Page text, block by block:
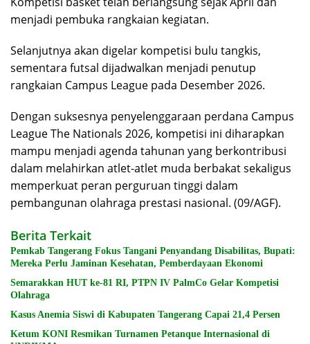
menjadi pembuka rangkaian kegiatan.
Selanjutnya akan digelar kompetisi bulu tangkis,
sementara futsal dijadwalkan menjadi penutup
rangkaian Campus League pada Desember 2026.
Dengan suksesnya penyelenggaraan perdana Campus
League The Nationals 2026, kompetisi ini diharapkan
mampu menjadi agenda tahunan yang berkontribusi
dalam melahirkan atlet-atlet muda berbakat sekaligus
memperkuat peran perguruan tinggi dalam
pembangunan olahraga prestasi nasional. (09/AGF).
Berita Terkait
Pemkab Tangerang Fokus Tangani Penyandang Disabilitas, Bupati:
Mereka Perlu Jaminan Kesehatan, Pemberdayaan Ekonomi
Semarakkan HUT ke-81 RI, PTPN IV PalmCo Gelar Kompetisi
Olahraga
Kasus Anemia Siswi di Kabupaten Tangerang Capai 21,4 Persen
Ketum KONI Resmikan Turnamen Petanque Internasional di